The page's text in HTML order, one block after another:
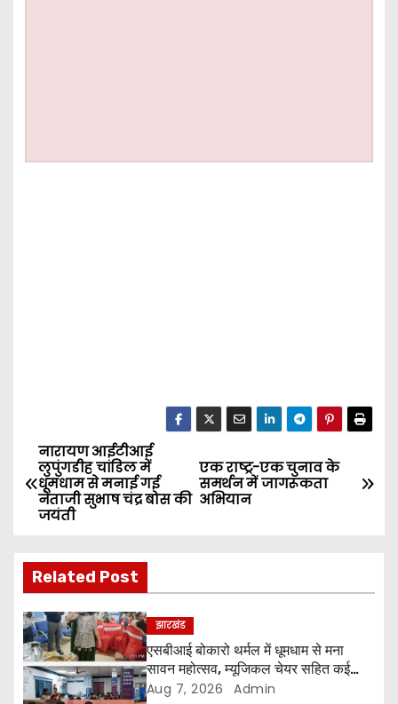
P
o
t
n
a
v
एक राष्ट्र-एक चुनाव के
समर्थन में जागरूकता
अभियान
नारायण आईटीआई
लुपुंगडीह चांडिल में
धूमधाम से मनाई गई
नेताजी सुभाष चंद्र बोस की
जयंती
Related Post
झारखंड
एसबीआई बोकारो थर्मल में धूमधाम से मना
सावन महोत्सव, म्यूजिकल चेयर सहित कई
प्रतियोगिताओं में महिलाओं ने दिखाया उत्साह
Aug 7, 2026 Admin